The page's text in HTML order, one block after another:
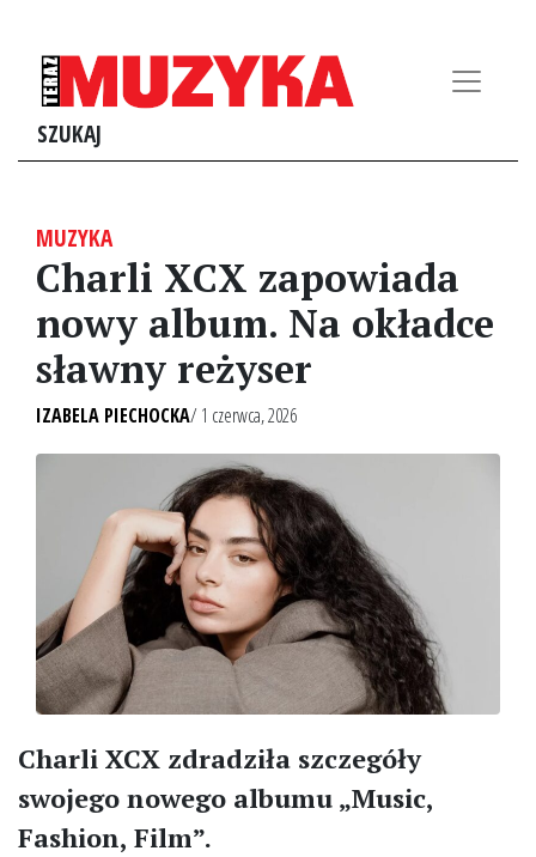
SZUKAJ
MUZYKA
Charli XCX zapowiada
nowy album. Na okładce
sławny reżyser
IZABELA PIECHOCKA/ 1 czerwca, 2026
Charli XCX zdradziła szczegóły
swojego nowego albumu „Music,
Fashion, Film”.